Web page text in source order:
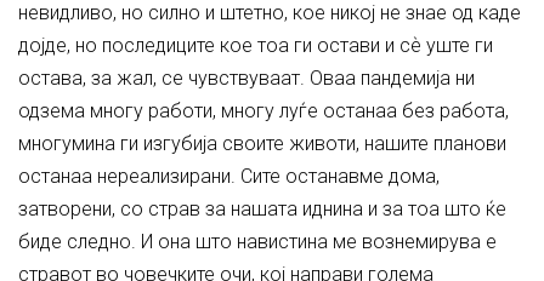
невидливо, но силно и штетно, кое никој не знае од каде
дојде, но последиците кое тоа ги остави и сѐ уште ги
остава, за жал, се чувствуваат. Оваа пандемија ни
одзема многу работи, многу луѓе останаа без работа,
многумина ги изгубија своите животи, нашите планови
останаа нереализирани. Сите останавме дома,
затворени, со страв за нашата иднина и за тоа што ќе
биде следно. И она што навистина ме вознемирува е
стравот во човечките очи, кој направи голема